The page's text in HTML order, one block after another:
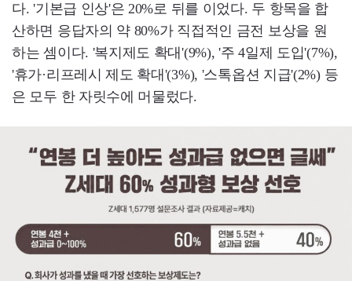
다. '기본급 인상'은 20%로 뒤를 이었다. 두 항목을 합
산하면 응답자의 약 80%가 직접적인 금전 보상을 원
하는 셈이다. '복지제도 확대'(9%), '주 4일제 도입'(7%),
'휴가·리프레시 제도 확대'(3%), '스톡옵션 지급'(2%) 등
은 모두 한 자릿수에 머물렀다.